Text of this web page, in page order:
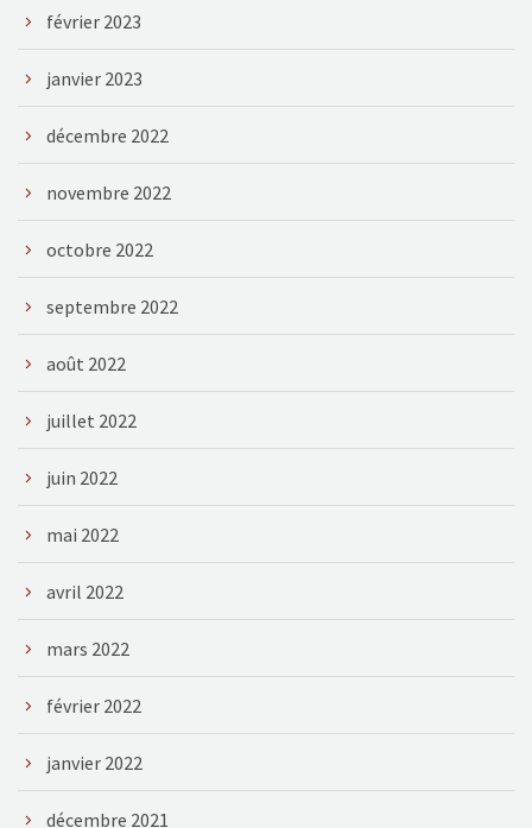
février 2023
janvier 2023
décembre 2022
novembre 2022
octobre 2022
septembre 2022
août 2022
juillet 2022
juin 2022
mai 2022
avril 2022
mars 2022
février 2022
janvier 2022
décembre 2021